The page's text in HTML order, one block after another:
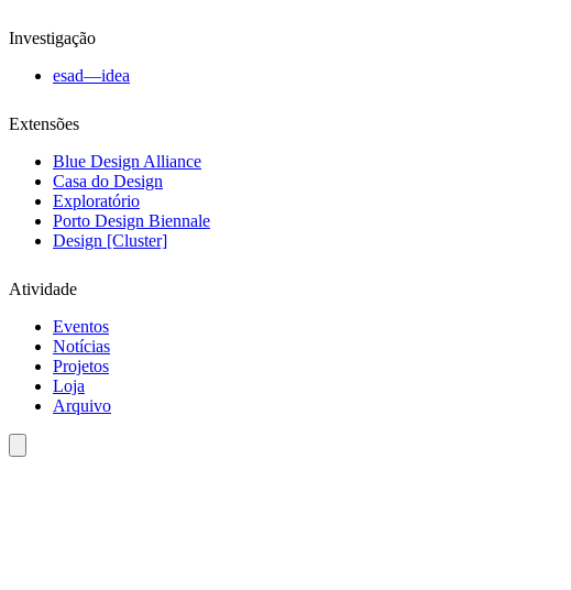
Investigação
esad—idea
Extensões
Blue Design Alliance
Casa do Design
Exploratório
Porto Design Biennale
Design [Cluster]
Atividade
Eventos
Notícias
Projetos
Loja
Arquivo